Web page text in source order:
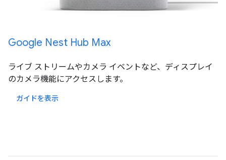
Google Nest Hub Max
ライブ ストリームやカメラ イベントなど、ディスプレイ
のカメラ機能にアクセスします。
ガイドを表示